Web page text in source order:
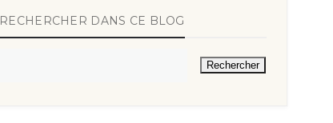
RECHERCHER DANS CE BLOG